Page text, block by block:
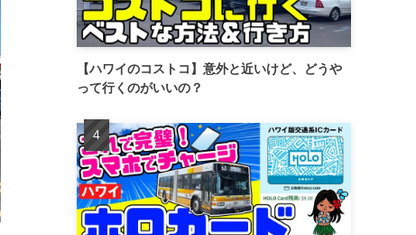
【ハワイのコストコ】意外と近いけど、どうや
って行くのがいいの？